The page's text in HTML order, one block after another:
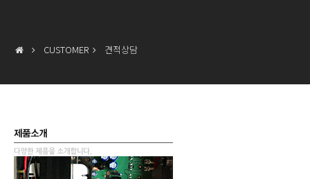
CUSTOMER 견적상담